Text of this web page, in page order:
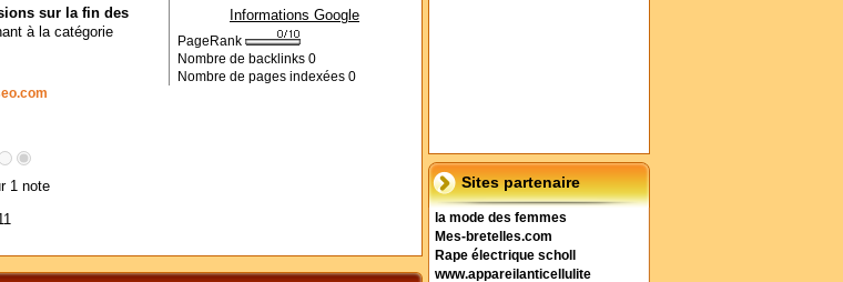
Sites partenaire
la mode des femmes
Mes-bretelles.com
Rape électrique scholl
www.appareilanticellulite
sur la fin des
à la catégorie
1 note
Informations Google
PageRank
Nombre de backlinks 0
Nombre de pages indexées 0